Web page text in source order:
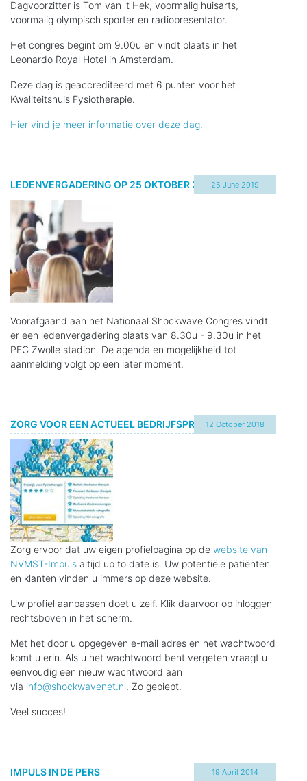
Dagvoorzitter is Tom van 't Hek, voormalig huisarts,
voormalig olympisch sporter en radiopresentator.
Het congres begint om 9.00u en vindt plaats in het
Leonardo Royal Hotel in Amsterdam.
Deze dag is geaccrediteerd met 6 punten voor het
Kwaliteitshuis Fysiotherapie.
Hier vind je meer informatie over deze dag.
LEDENVERGADERING OP 25 OKTOBER 201925 June 2019
Voorafgaand aan het Nationaal Shockwave Congres vindt
er een ledenvergadering plaats van 8.30u - 9.30u in het
PEC Zwolle stadion. De agenda en mogelijkheid tot
aanmelding volgt op een later moment.
ZORG VOOR EEN ACTUEEL BEDRIJFSPROFIEL!12 October 2018
Zorg ervoor dat uw eigen profielpagina op de website van
NVMST-Impuls altijd up to date is. Uw potentiële patiënten
en klanten vinden u immers op deze website.
Uw profiel aanpassen doet u zelf. Klik daarvoor op inloggen
rechtsboven in het scherm.
Met het door u opgegeven e-mail adres en het wachtwoord
komt u erin. Als u het wachtwoord bent vergeten vraagt u
eenvoudig een nieuw wachtwoord aan
via info@shockwavenet.nl. Zo gepiept.
Veel succes!
IMPULS IN DE PERS 19 April 2014